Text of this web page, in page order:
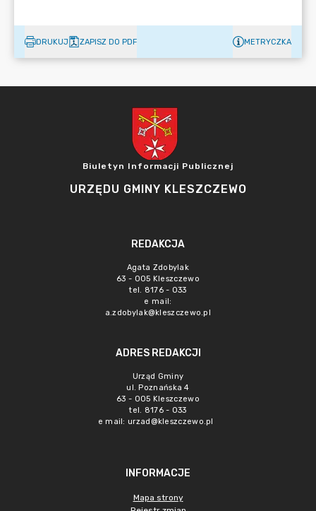
DRUKUJ ZAPISZ DO PDF METRYCZKA
Biuletyn Informacji Publicznej
URZĘDU GMINY KLESZCZEWO
REDAKCJA
Agata Zdobylak
63 - 005 Kleszczewo
tel. 8176 - 033
e mail:
a.zdobylak@kleszczewo.pl
ADRES REDAKCJI
Urząd Gminy
ul. Poznańska 4
63 - 005 Kleszczewo
tel. 8176 - 033
e mail: urzad@kleszczewo.pl
INFORMACJE
Mapa strony